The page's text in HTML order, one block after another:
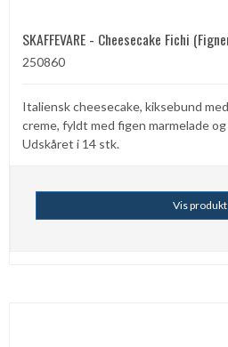
SKAFFEVARE - Cheesecake Fichi
250860
Italiensk cheesecake, kiksebund
creme, fyldt med figen marmelade
Udskåret i 14 stk.
Vis produkt